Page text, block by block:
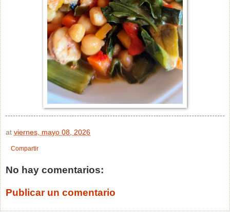
at viernes, mayo 08, 2026
Compartir
No hay comentarios:
Publicar un comentario